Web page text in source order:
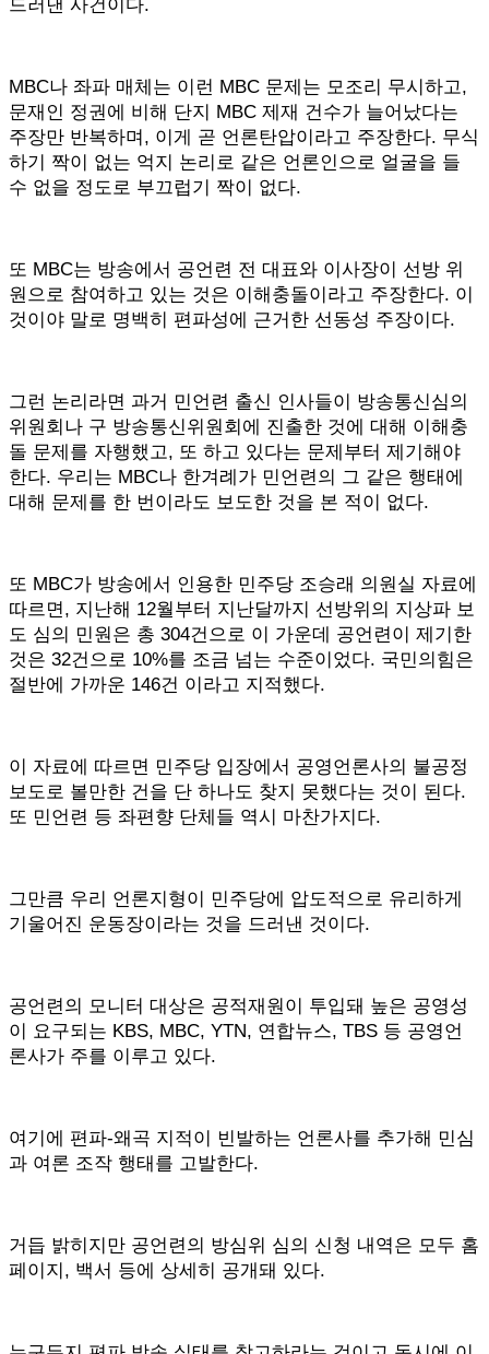
드러낸 사건이다.
MBC나 좌파 매체는 이런 MBC 문제는 모조리 무시하고,
문재인 정권에 비해 단지 MBC 제재 건수가 늘어났다는
주장만 반복하며, 이게 곧 언론탄압이라고 주장한다. 무식
하기 짝이 없는 억지 논리로 같은 언론인으로 얼굴을 들
수 없을 정도로 부끄럽기 짝이 없다.
또 MBC는 방송에서 공언련 전 대표와 이사장이 선방 위
원으로 참여하고 있는 것은 이해충돌이라고 주장한다. 이
것이야 말로 명백히 편파성에 근거한 선동성 주장이다.
그런 논리라면 과거 민언련 출신 인사들이 방송통신심의
위원회나 구 방송통신위원회에 진출한 것에 대해 이해충
돌 문제를 자행했고, 또 하고 있다는 문제부터 제기해야
한다. 우리는 MBC나 한겨례가 민언련의 그 같은 행태에
대해 문제를 한 번이라도 보도한 것을 본 적이 없다.
또 MBC가 방송에서 인용한 민주당 조승래 의원실 자료에
따르면, 지난해 12월부터 지난달까지 선방위의 지상파 보
도 심의 민원은 총 304건으로 이 가운데 공언련이 제기한
것은 32건으로 10%를 조금 넘는 수준이었다. 국민의힘은
절반에 가까운 146건 이라고 지적했다.
이 자료에 따르면 민주당 입장에서 공영언론사의 불공정
보도로 볼만한 건을 단 하나도 찾지 못했다는 것이 된다.
또 민언련 등 좌편향 단체들 역시 마찬가지다.
그만큼 우리 언론지형이 민주당에 압도적으로 유리하게
기울어진 운동장이라는 것을 드러낸 것이다.
공언련의 모니터 대상은 공적재원이 투입돼 높은 공영성
이 요구되는 KBS, MBC, YTN, 연합뉴스, TBS 등 공영언
론사가 주를 이루고 있다.
여기에 편파-왜곡 지적이 빈발하는 언론사를 추가해 민심
과 여론 조작 행태를 고발한다.
거듭 밝히지만 공언련의 방심위 심의 신청 내역은 모두 홈
페이지, 백서 등에 상세히 공개돼 있다.